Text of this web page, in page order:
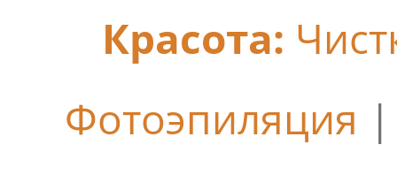
Красота:
Фотоэпиляция